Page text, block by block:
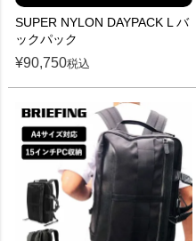
SUPER NYLON DAYPACK L バ
ックパック
¥90,750税込